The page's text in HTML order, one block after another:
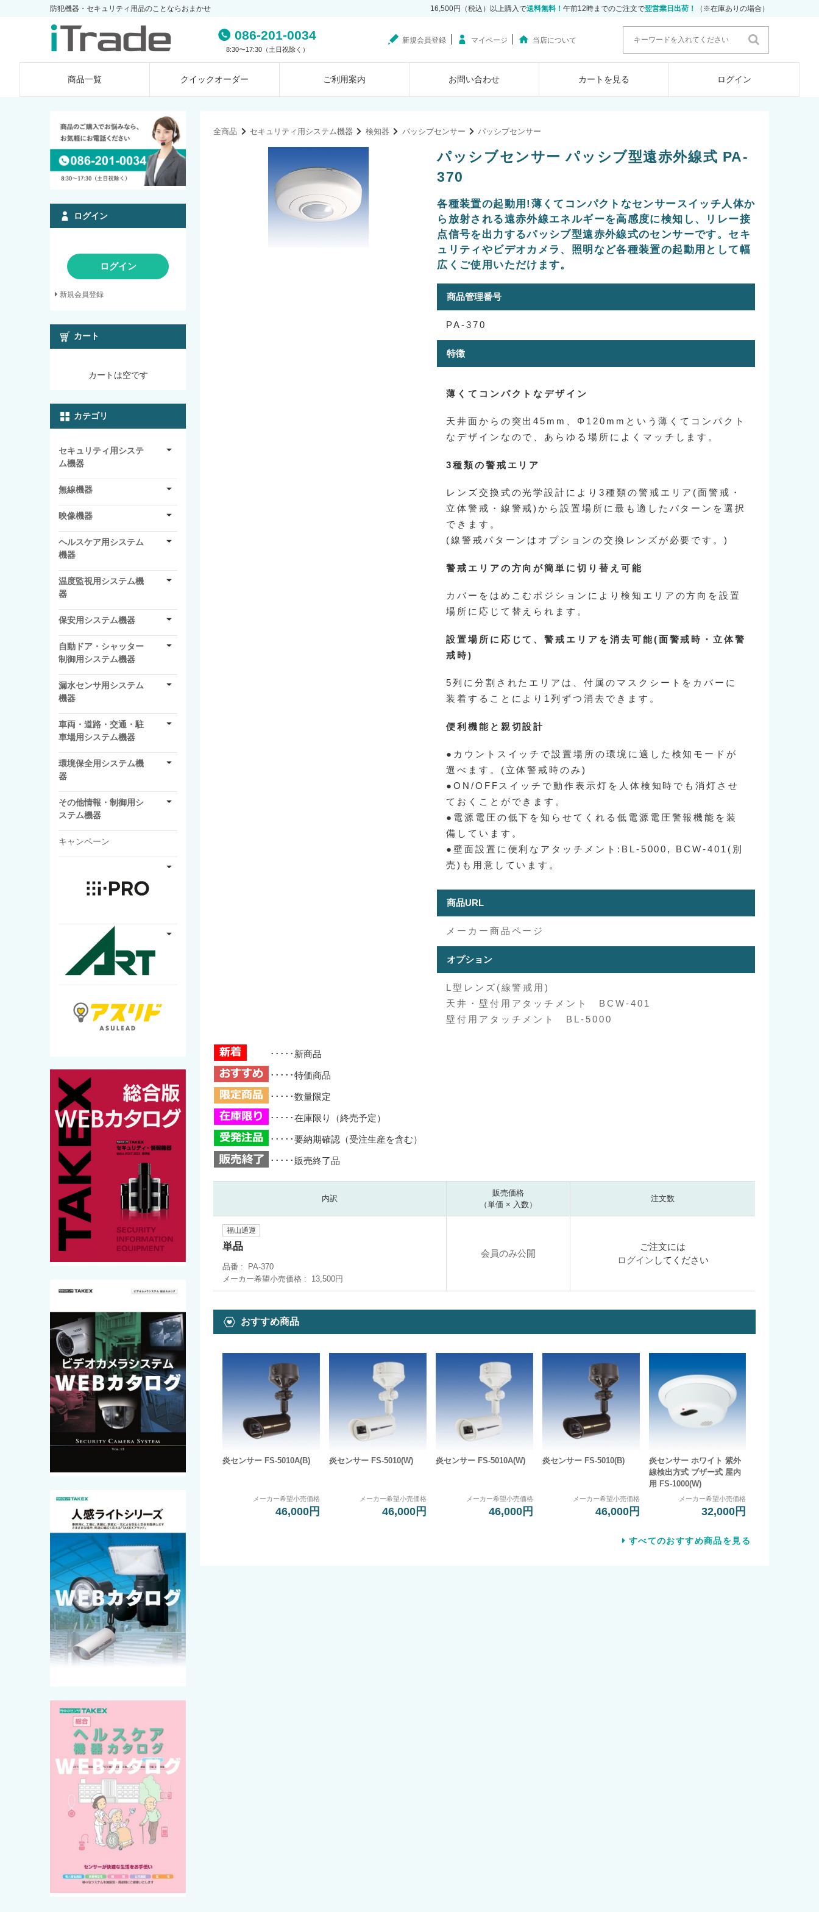
防犯機器・セキュリティ用品のことならおまかせ 16,500円（税込）以上購入で送料無料！ 午前12時までのご注文で翌営業日出荷！ （※在庫ありの場合）
086-201-0034
8:30〜17:30（土日祝除く）
新規会員登録 マイページ 当店について
商品一覧 クイックオーダー ご利用案内 お問い合わせ カートを見る ログイン
全商品 セキュリティ用システム機器 検知器 パッシブセンサー パッシブセンサー
パッシブセンサー パッシブ型遠赤外線式 PA-
370
各種装置の起動用!薄くてコンパクトなセンサースイッチ人体か
ら放射される遠赤外線エネルギーを高感度に検知し、リレー接
点信号を出力するパッシブ型遠赤外線式のセンサーです。セキ
ュリティやビデオカメラ、照明など各種装置の起動用として幅
広くご使用いただけます。
商品管理番号
PA-370
特徴
薄くてコンパクトなデザイン
天井面からの突出45mm、Φ120mmという薄くてコンパクト
なデザインなので、あらゆる場所によくマッチします。
3種類の警戒エリア
レンズ交換式の光学設計により3種類の警戒エリア(面警戒・
立体警戒・線警戒)から設置場所に最も適したパターンを選択
できます。
(線警戒パターンはオプションの交換レンズが必要です。)
警戒エリアの方向が簡単に切り替え可能
カバーをはめこむポジションにより検知エリアの方向を設置
場所に応じて替えられます。
設置場所に応じて、警戒エリアを消去可能(面警戒時・立体警
戒時)
5列に分割されたエリアは、付属のマスクシートをカバーに
装着することにより1列ずつ消去できます。
便利機能と親切設計
●カウントスイッチで設置場所の環境に適した検知モードが
選べます。(立体警戒時のみ)
●ON/OFFスイッチで動作表示灯を人体検知時でも消灯させ
ておくことができます。
●電源電圧の低下を知らせてくれる低電源電圧警報機能を装
備しています。
●壁面設置に便利なアタッチメント:BL-5000, BCW-401(別
売)も用意しています。
商品URL
メーカー商品ページ
オプション
L型レンズ(線警戒用)
天井・壁付用アタッチメント BCW-401
壁付用アタッチメント BL-5000
･････新商品
･････特価商品
･････数量限定
･････在庫限り（終売予定）
･････要納期確認（受注生産を含む）
･････販売終了品
内訳
販売価格
（単価 × 入数）
注文数
福山通運
単品
品番
PA-370
メーカー希望小売価格
13,500円
会員のみ公開
ご注文には
ログイン してください
おすすめ商品
炎センサー FS-5010A(B)
メーカー希望小売価格
46,000円
炎センサー FS-5010(W)
メーカー希望小売価格
46,000円
炎センサー FS-5010A(W)
メーカー希望小売価格
46,000円
炎センサー FS-5010(B)
メーカー希望小売価格
46,000円
炎センサー ホワイト 紫外
線検出方式 ブザー式 屋内
用 FS-1000(W)
メーカー希望小売価格
32,000円
すべてのおすすめ商品を見る
ログイン
ログイン
新規会員登録
カート
カートは空です
カテゴリ
セキュリティ用システ
ム機器
無線機器
映像機器
ヘルスケア用システム
機器
温度監視用システム機
器
保安用システム機器
自動ドア・シャッター
制御用システム機器
漏水センサ用システム
機器
車両・道路・交通・駐
車場用システム機器
環境保全用システム機
器
その他情報・制御用シ
ステム機器
キャンペーン